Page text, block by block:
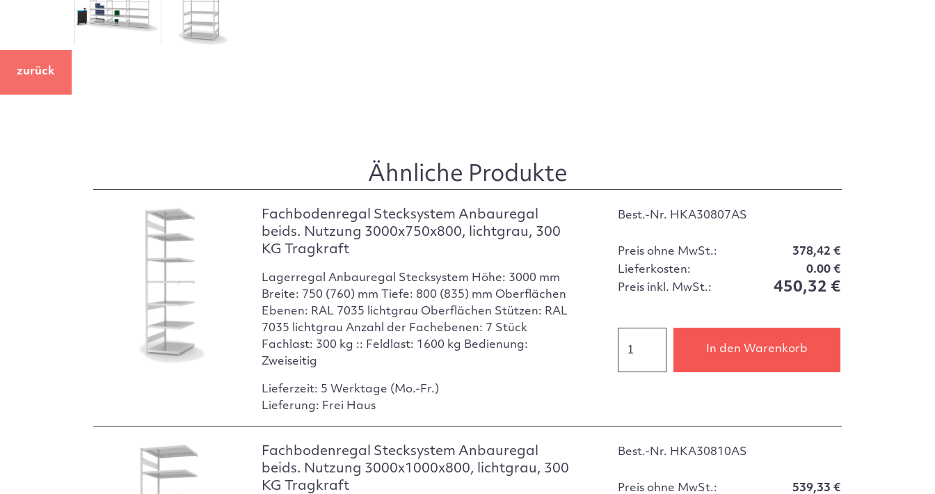
zurück
Ähnliche Produkte
Fachbodenregal Stecksystem Anbauregal
beids. Nutzung 3000x750x800, lichtgrau, 300
KG Tragkraft
Lagerregal Anbauregal Stecksystem Höhe: 3000 mm
Breite: 750 (760) mm Tiefe: 800 (835) mm Oberflächen
Ebenen: RAL 7035 lichtgrau Oberflächen Stützen: RAL
7035 lichtgrau Anzahl der Fachebenen: 7 Stück
Fachlast: 300 kg :: Feldlast: 1600 kg Bedienung:
Zweiseitig
Lieferzeit: 5 Werktage (Mo.-Fr.)
Lieferung: Frei Haus
Best.-Nr. HKA30807AS
Preis ohne MwSt.:
378,42 €
Lieferkosten:
0.00 €
Preis inkl. MwSt.:
450,32 €
In den Warenkorb
Fachbodenregal Stecksystem Anbauregal
beids. Nutzung 3000x1000x800, lichtgrau, 300
KG Tragkraft
Best.-Nr. HKA30810AS
Preis ohne MwSt.:
539,33 €